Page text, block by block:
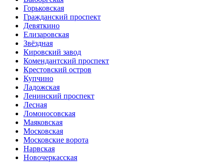
Горьковская
Гражданский проспект
Девяткино
Елизаровская
Звёздная
Кировский завод
Комендантский проспект
Крестовский остров
Купчино
Ладожская
Ленинский проспект
Лесная
Ломоносовская
Маяковская
Московская
Московские ворота
Нарвская
Новочеркасская